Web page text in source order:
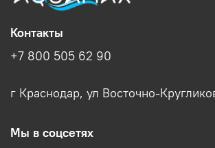
Контакты
+7 800 505 62 90
г Краснодар, ул Восточно-
Мы в соцсетях